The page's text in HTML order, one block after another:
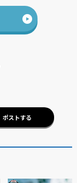
ポストする